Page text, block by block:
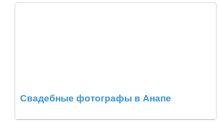
Свадебные фотографы в Анапе